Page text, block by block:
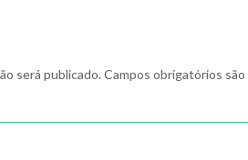
será publicado. Campos obrigatórios